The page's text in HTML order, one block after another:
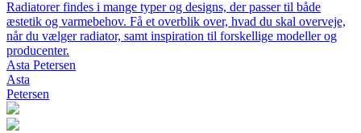
Radiatorer findes i mange typer og designs, der passer til både
æstetik og varmebehov. Få et overblik over, hvad du skal overveje,
når du vælger radiator, samt inspiration til forskellige modeller og
producenter.
Asta Petersen
Asta
Petersen